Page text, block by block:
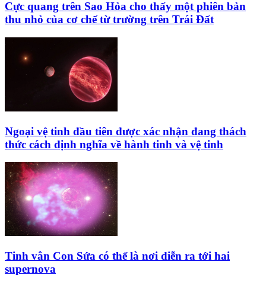
Cực quang trên Sao Hỏa cho thấy một phiên bản
thu nhỏ của cơ chế từ trường trên Trái Đất
Ngoại vệ tinh đầu tiên được xác nhận đang thách
thức cách định nghĩa về hành tinh và vệ tinh
Tinh vân Con Sứa có thể là nơi diễn ra tới hai
supernova